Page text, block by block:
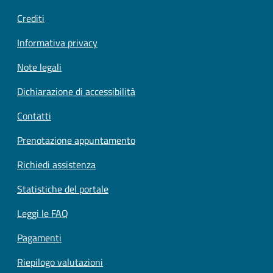
Crediti
Informativa privacy
Note legali
Dichiarazione di accessibilità
Contatti
Prenotazione appuntamento
Richiedi assistenza
Statistiche del portale
Leggi le FAQ
Pagamenti
Riepilogo valutazioni